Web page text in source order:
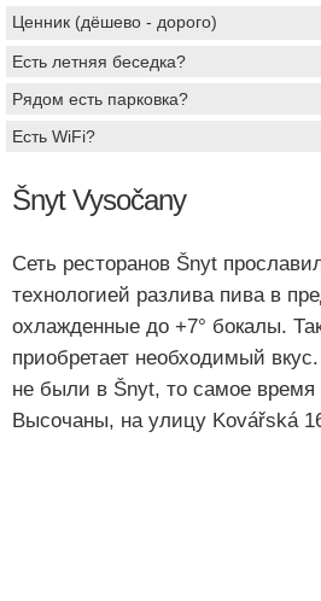
Ценник (дёшево - дорого)
Есть летняя беседка?
Рядом есть парковка?
Есть WiFi?
Šnyt Vysočany
Сеть ресторанов Šnyt
технологией разлива пива в
охлажденные до +7° бокалы.
приобретает необходимый
не были в Šnyt, то самое время
Высочаны, на улицу Kovářská